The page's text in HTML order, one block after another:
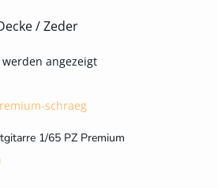
/ Zeder
angezeigt
1/65 PZ Premium